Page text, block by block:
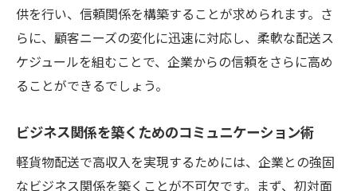
供を行い、信頼関係を構築することが求められます。さ
らに、顧客ニーズの変化に迅速に対応し、柔軟な配送ス
ケジュールを組むことで、企業からの信頼をさらに高め
ることができるでしょう。
ビジネス関係を築くためのコミュニケーション術
軽貨物配送で高収入を実現するためには、企業との強固
なビジネス関係を築くことが不可欠です。まず、初対面